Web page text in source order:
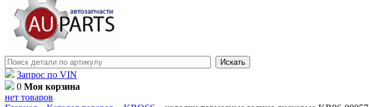
Запрос по VIN
0 Моя корзина
нет товаров